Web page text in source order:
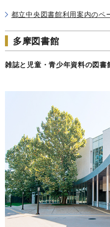
都立中央図書館利用案内のペ
多摩図書館
雑誌と児童・青少年資料の図書